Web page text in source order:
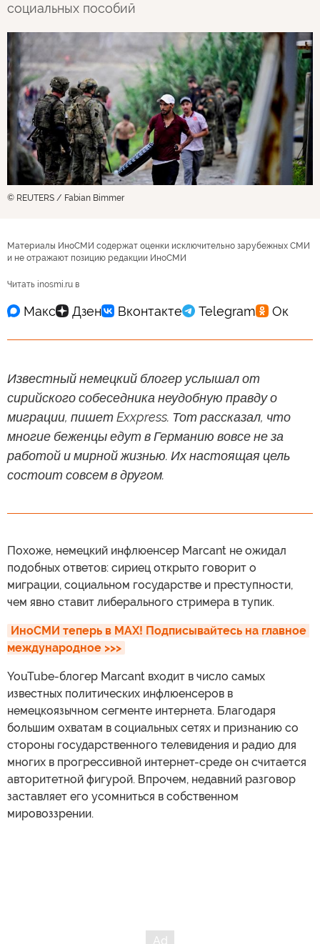
социальных пособий
© REUTERS / Fabian Bimmer
Материалы ИноСМИ содержат оценки исключительно зарубежных СМИ
и не отражают позицию редакции ИноСМИ
Читать inosmi.ru в
Известный немецкий блогер услышал от
сирийского собеседника неудобную правду о
миграции, пишет Exxpress. Тот рассказал, что
многие беженцы едут в Германию вовсе не за
работой и мирной жизнью. Их настоящая цель
состоит совсем в другом.
Похоже, немецкий инфлюенсер Marcant не ожидал
подобных ответов: сириец открыто говорит о
миграции, социальном государстве и преступности,
чем явно ставит либерального стримера в тупик.
ИноСМИ теперь в MAX! Подписывайтесь на главное
международное >>>
YouTube-блогер Marcant входит в число самых
известных политических инфлюенсеров в
немецкоязычном сегменте интернета. Благодаря
большим охватам в социальных сетях и признанию со
стороны государственного телевидения и радио для
многих в прогрессивной интернет-среде он считается
авторитетной фигурой. Впрочем, недавний разговор
заставляет его усомниться в собственном
мировоззрении.